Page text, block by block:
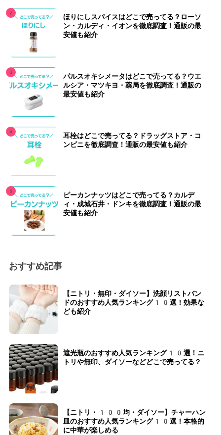
ほりにしスパイスはどこで売ってる？ローソ
ン・カルディ・イオンを徹底調査！通販の最
安値も紹介
パルスオキシメータはどこで売ってる？ウエ
ルシア・マツキヨ・薬局を徹底調査！通販の
最安値も紹介
耳栓はどこで売ってる？ドラッグストア・コ
ンビニを徹底調査！通販の最安値も紹介
ピーカンナッツはどこで売ってる？カルデ
ィ・成城石井・ドンキを徹底調査！通販の最
安値も紹介
おすすめ記事
【ニトリ・無印・ダイソー】洗顔リストバン
ドのおすすめ人気ランキング10選！効果な
ども紹介
遮光瓶のおすすめ人気ランキング10選！ニ
トリや無印、ダイソーなどどこで売ってる？
【ニトリ・100均・ダイソー】チャーハン
皿のおすすめ人気ランキング10選！本格的
に中華が楽しめる